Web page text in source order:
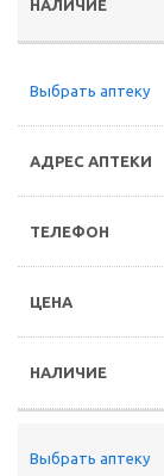
Выбрать аптеку
Выбрать аптеку